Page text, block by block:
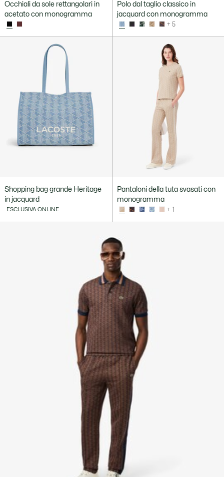
Occhiali da sole rettangolari in
acetato con monogramma
Polo dal taglio classico in
jacquard con monogramma
+ 5
Shopping bag grande Heritage
in jacquard
ESCLUSIVA ONLINE
Pantaloni della tuta svasati con
monogramma
+ 1